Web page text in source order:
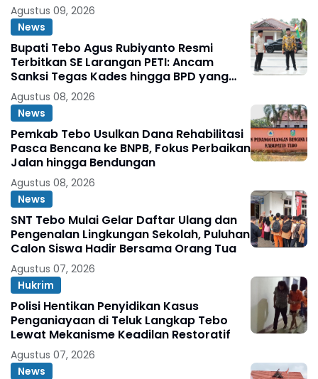
Agustus 09, 2026
News
Bupati Tebo Agus Rubiyanto Resmi
Terbitkan SE Larangan PETI: Ancam
Sanksi Tegas Kades hingga BPD yang
Terlibat
Agustus 08, 2026
News
Pemkab Tebo Usulkan Dana Rehabilitasi
Pasca Bencana ke BNPB, Fokus Perbaikan
Jalan hingga Bendungan
Agustus 08, 2026
News
SNT Tebo Mulai Gelar Daftar Ulang dan
Pengenalan Lingkungan Sekolah, Puluhan
Calon Siswa Hadir Bersama Orang Tua
Agustus 07, 2026
Hukrim
Polisi Hentikan Penyidikan Kasus
Penganiayaan di Teluk Langkap Tebo
Lewat Mekanisme Keadilan Restoratif
Agustus 07, 2026
News